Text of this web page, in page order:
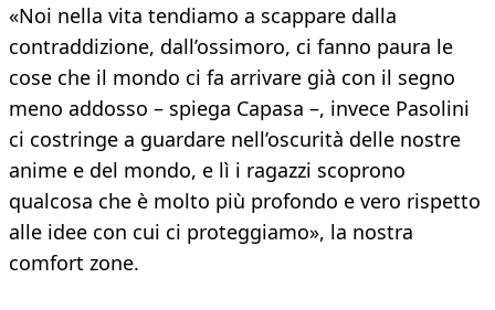
«Noi nella vita tendiamo a scappare dalla
contraddizione, dall’ossimoro, ci fanno paura le
cose che il mondo ci fa arrivare già con il segno
meno addosso – spiega Capasa –, invece Pasolini
ci costringe a guardare nell’oscurità delle nostre
anime e del mondo, e lì i ragazzi scoprono
qualcosa che è molto più profondo e vero rispetto
alle idee con cui ci proteggiamo», la nostra
comfort zone.